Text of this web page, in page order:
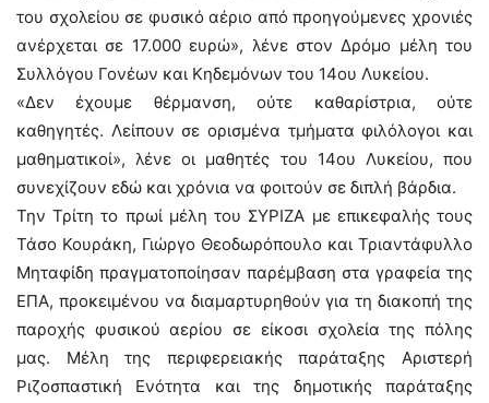
του σχολείου σε φυσικό αέριο από προηγούμενες χρονιές
ανέρχεται σε 17.000 ευρώ», λένε στον Δρόμο μέλη του
Συλλόγου Γονέων και Κηδεμόνων του 14ου Λυκείου.
«Δεν έχουμε θέρμανση, ούτε καθαρίστρια, ούτε
καθηγητές. Λείπουν σε ορισμένα τμήματα φιλόλογοι και
μαθηματικοί», λένε οι μαθητές του 14ου Λυκείου, που
συνεχίζουν εδώ και χρόνια να φοιτούν σε διπλή βάρδια.
Την Τρίτη το πρωί μέλη του ΣΥΡΙΖΑ με επικεφαλής τους
Τάσο Κουράκη, Γιώργο Θεοδωρόπουλο και Τριαντάφυλλο
Μηταφίδη πραγματοποίησαν παρέμβαση στα γραφεία της
ΕΠΑ, προκειμένου να διαμαρτυρηθούν για τη διακοπή της
παροχής φυσικού αερίου σε είκοσι σχολεία της πόλης
μας. Μέλη της περιφερειακής παράταξης Αριστερή
Ριζοσπαστική Ενότητα και της δημοτικής παράταξης